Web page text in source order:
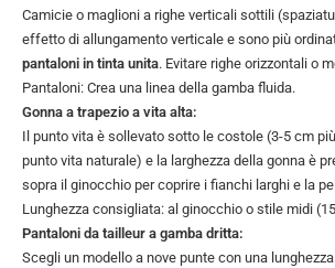
Camicie o maglioni a righe verticali sottili
effetto di allungamento verticale e sono più
pantaloni in tinta unita. Evitare righe orizzontali o
Pantaloni: Crea una linea della gamba fluida.
Gonna a trapezio a vita alta:
Il punto vita è sollevato sotto le costole (3-5 cm
punto vita naturale) e la larghezza della gonna è
sopra il ginocchio per coprire i fianchi larghi e la
Lunghezza consigliata: al ginocchio o stile midi
Pantaloni da tailleur a gamba dritta:
Scegli un modello a nove punte con una